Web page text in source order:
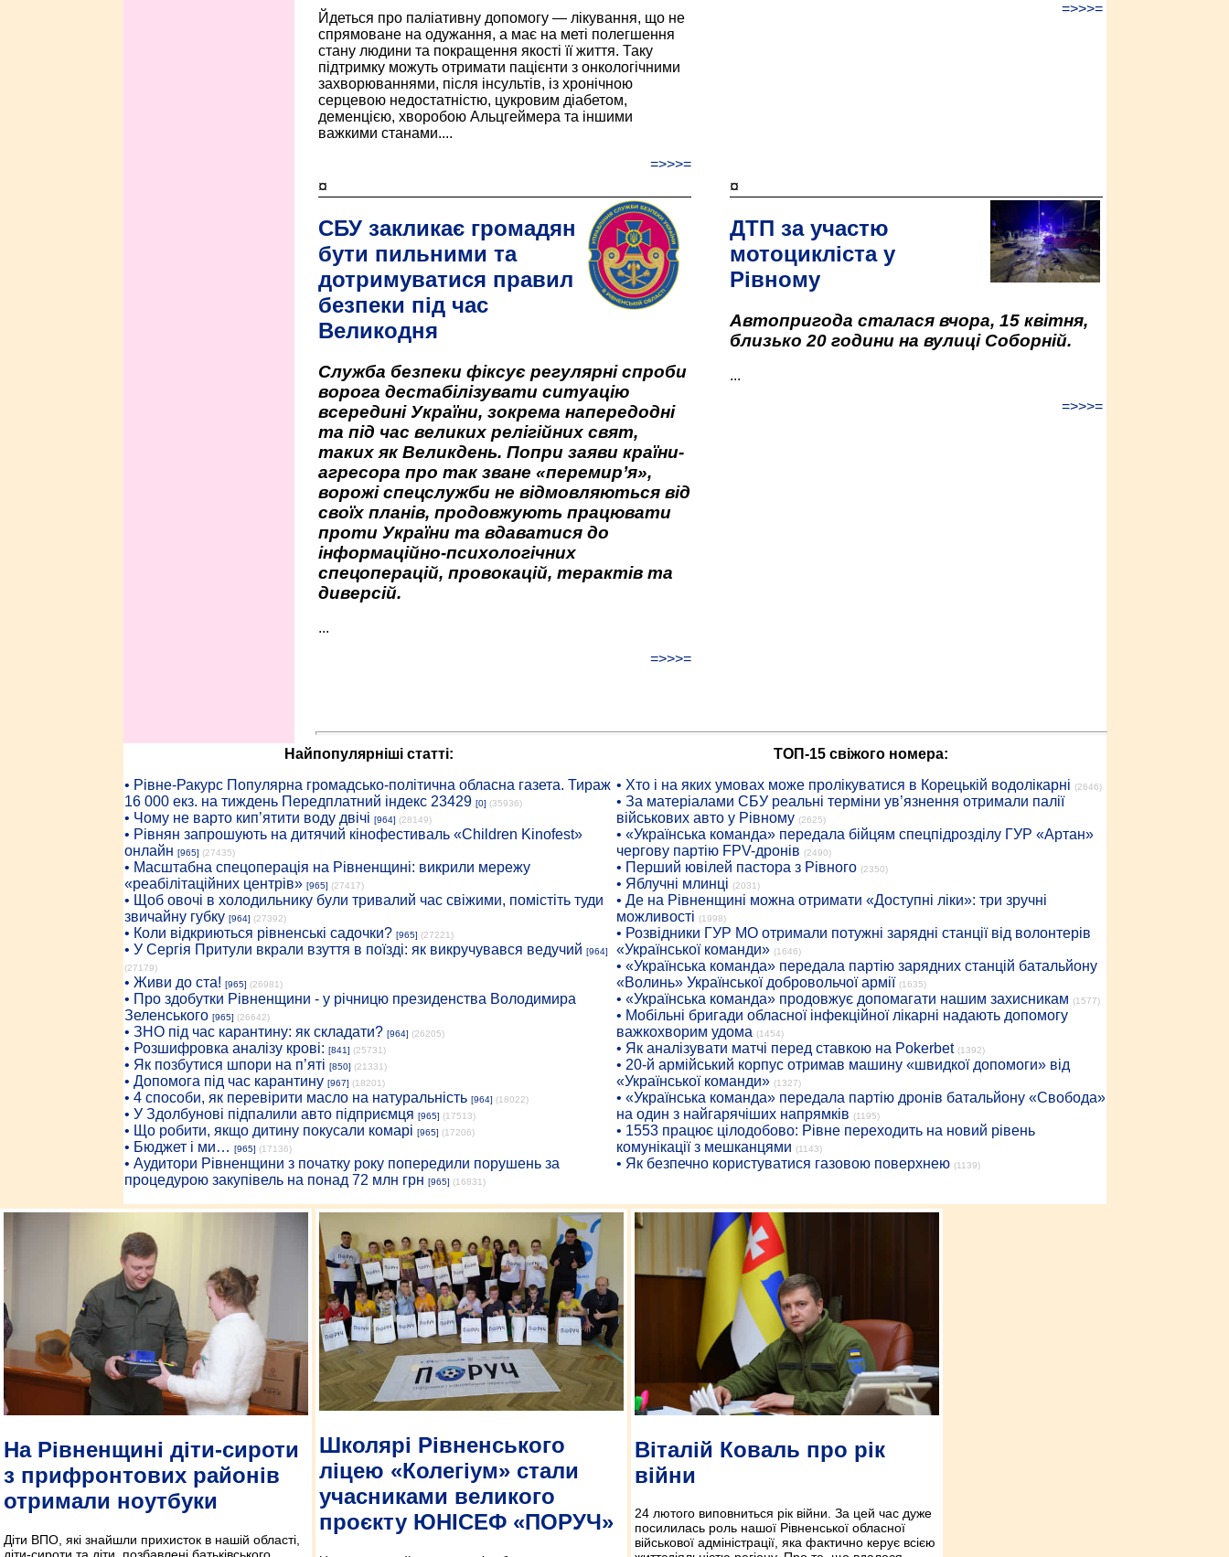
Йдеться про паліативну допомогу — лікування, що не
спрямоване на одужання, а має на меті полегшення
стану людини та покращення якості її життя. Таку
підтримку можуть отримати пацієнти з онкологічними
захворюваннями, після інсультів, із хронічною
серцевою недостатністю, цукровим діабетом,
деменцією, хворобою Альцгеймера та іншими
важкими станами....
=>>>=
=>>>=
¤
СБУ закликає громадян
бути пильними та
дотримуватися правил
безпеки під час
Великодня
Служба безпеки фіксує регулярні спроби
ворога дестабілізувати ситуацію
всередині України, зокрема напередодні
та під час великих релігійних свят,
таких як Великдень. Попри заяви країни-
агресора про так зване «перемир’я»,
ворожі спецслужби не відмовляються від
своїх планів, продовжують працювати
проти України та вдаватися до
інформаційно-психологічних
спецоперацій, провокацій, терактів та
диверсій.
...
=>>>=
¤
ДТП за участю
мотоцикліста у
Рівному
Автопригода сталася вчора, 15 квітня,
близько 20 години на вулиці Соборній.
...
=>>>=
Найпопулярніші статті:
• Рiвне-Ракурс Популярна громадсько-політична обласна газета. Тираж
16 000 екз. на тиждень Передплатний індекс 23429 [0] (35936)
• Чому не варто кип’ятити воду двічі [964] (28149)
• Рівнян запрошують на дитячий кінофестиваль «Children Kinofest»
онлайн [965] (27435)
• Масштабна спецоперація на Рівненщині: викрили мережу
«реабілітаційних центрів» [965] (27417)
• Щоб овочі в холодильнику були тривалий час свіжими, помістіть туди
звичайну губку [964] (27392)
• Коли відкриються рівненські садочки? [965] (27221)
• У Сергія Притули вкрали взуття в поїзді: як викручувався ведучий [964]
(27179)
• Живи до ста! [965] (26981)
• Про здобутки Рівненщини - у річницю президенства Володимира
Зеленського [965] (26642)
• ЗНО під час карантину: як складати? [964] (26205)
• Розшифровка аналізу крові: [841] (25731)
• Як позбутися шпори на п’яті [850] (21331)
• Допомога під час карантину [967] (18201)
• 4 способи, як перевірити масло на натуральність [964] (18022)
• У Здолбунові підпалили авто підприємця [965] (17513)
• Що робити, якщо дитину покусали комарі [965] (17206)
• Бюджет і ми… [965] (17136)
• Аудитори Рівненщини з початку року попередили порушень за
процедурою закупівель на понад 72 млн грн [965] (16831)
ТОП-15 свіжого номера:
• Хто і на яких умовах може пролікуватися в Корецькій водолікарні (2646)
• За матеріалами СБУ реальні терміни ув’язнення отримали палії
військових авто у Рівному (2625)
• «Українська команда» передала бійцям спецпідрозділу ГУР «Артан»
чергову партію FPV-дронів (2490)
• Перший ювілей пастора з Рівного (2350)
• Яблучні млинці (2031)
• Де на Рівненщині можна отримати «Доступні ліки»: три зручні
можливості (1998)
• Розвідники ГУР МО отримали потужні зарядні станції від волонтерів
«Української команди» (1646)
• «Українська команда» передала партію зарядних станцій батальйону
«Волинь» Української добровольчої армії (1635)
• «Українська команда» продовжує допомагати нашим захисникам (1577)
• Мобільні бригади обласної інфекційної лікарні надають допомогу
важкохворим удома (1454)
• Як аналізувати матчі перед ставкою на Pokerbet (1392)
• 20-й армійський корпус отримав машину «швидкої допомоги» від
«Української команди» (1327)
• «Українська команда» передала партію дронів батальйону «Свобода»
на один з найгарячіших напрямків (1195)
• 1553 працює цілодобово: Рівне переходить на новий рівень
комунікації з мешканцями (1143)
• Як безпечно користуватися газовою поверхнею (1139)
На Рівненщині діти-сироти
з прифронтових районів
отримали ноутбуки
Діти ВПО, які знайшли прихисток в нашій області,
Школярі Рівненського
ліцею «Колегіум» стали
учасниками великого
проєкту ЮНІСЕФ «ПОРУЧ»
Віталій Коваль про рік
війни
24 лютого виповниться рік війни. За цей час дуже
посилилась роль нашої Рівненської обласної
військової адміністрації, яка фактично керує всією